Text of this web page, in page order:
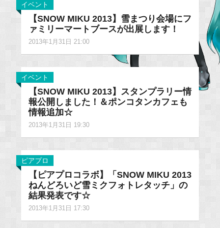
イベント
【SNOW MIKU 2013】雪まつり会場にフ
ァミリーマートブースが出展します！
2013年1月31日 21:00
イベント
【SNOW MIKU 2013】スタンプラリー情
報公開しました！＆ポンコタンカフェも
情報追加☆
2013年1月31日 19:30
ピアプロ
【ピアプロコラボ】「SNOW MIKU 2013
ねんどろいど雪ミクフォトレタッチ」の
結果発表です☆
2013年1月31日 17:30